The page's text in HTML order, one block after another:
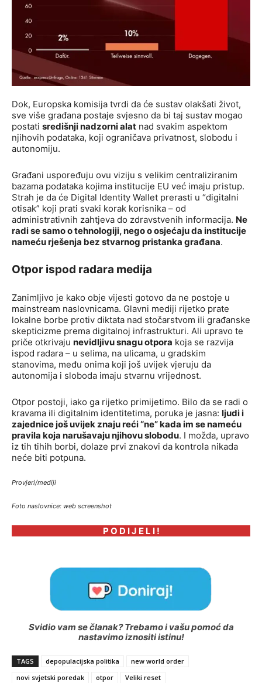
Dok, Europska komisija tvrdi da će sustav olakšati život,
sve više građana postaje svjesno da bi taj sustav mogao
postati središnji nadzorni alat nad svakim aspektom
njihovih podataka, koji ograničava privatnost, slobodu i
autonomiju.
Građani uspoređuju ovu viziju s velikim centraliziranim
bazama podataka kojima institucije EU već imaju pristup.
Strah je da će Digital Identity Wallet prerasti u “digitalni
otisak” koji prati svaki korak korisnika – od
administrativnih zahtjeva do zdravstvenih informacija. Ne
radi se samo o tehnologiji, nego o osjećaju da institucije
nameću rješenja bez stvarnog pristanka građana.
Otpor ispod radara medija
Zanimljivo je kako obje vijesti gotovo da ne postoje u
mainstream naslovnicama. Glavni mediji rijetko prate
lokalne borbe protiv diktata nad stočarstvom ili građanske
skepticizme prema digitalnoj infrastrukturi. Ali upravo te
priče otkrivaju nevidljivu snagu otpora koja se razvija
ispod radara – u selima, na ulicama, u gradskim
stanovima, među onima koji još uvijek vjeruju da
autonomija i sloboda imaju stvarnu vrijednost.
Otpor postoji, iako ga rijetko primijetimo. Bilo da se radi o
kravama ili digitalnim identitetima, poruka je jasna: ljudi i
zajednice još uvijek znaju reći “ne” kada im se nameću
pravila koja narušavaju njihovu slobodu. I možda, upravo
iz tih tihih borbi, dolaze prvi znakovi da kontrola nikada
neće biti potpuna.
Provjeri/mediji
Foto naslovnice: web screenshot
P O D I J E L I !
Svidio vam se članak? Trebamo i vašu pomoć da
nastavimo iznositi istinu!
TAGS depopulacijska politika
new world order
novi svjetski poredak
otpor Veliki reset